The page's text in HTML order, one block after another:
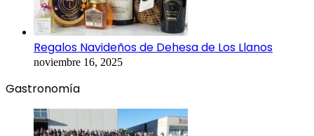
Regalos Navideños de Dehesa de Los Llanos
noviembre 16, 2025
Gastronomía